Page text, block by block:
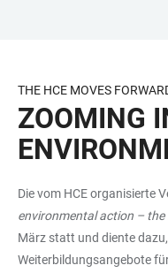
THE HCE MOVES
ZOOMING
Die vom HCE organisierte
environmental action – the
März statt und diente
Weiterbildungsangebote